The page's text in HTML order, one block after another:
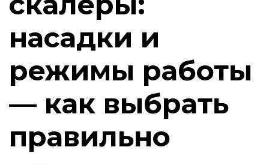
насадки и
режимы работы
— как выбрать
правильно